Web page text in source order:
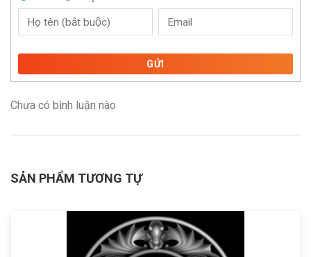
GỬI
Chưa có bình luận nào
SẢN PHẨM TƯƠNG TỰ